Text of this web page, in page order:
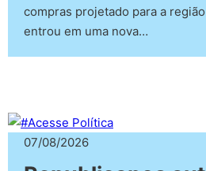
compras projetado para a
entrou em uma nova…
07/08/2026